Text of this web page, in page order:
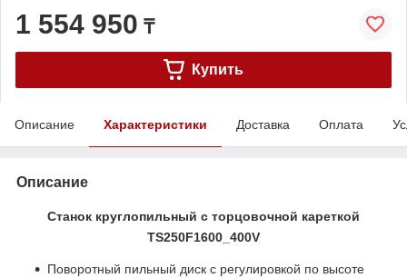
1 554 950 ₸
Купить
Описание Характеристики Доставка Оплата
Описание
Станок круглопильный с торцовочной кареткой
TS250F1600_400V
Поворотный пильный диск с регулировкой по высоте